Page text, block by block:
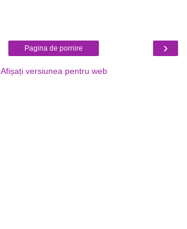
›
Pagina de pornire
Afișați versiunea pentru web